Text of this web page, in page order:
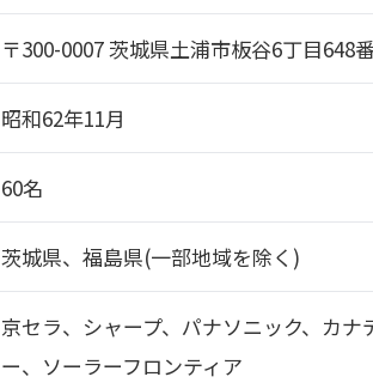
〒300-0007 茨城県土浦市板谷6丁目648
昭和62年11月
60名
茨城県、福島県(一部地域を除く)
京セラ、シャープ、パナソニック、カ
ー、ソーラーフロンティア